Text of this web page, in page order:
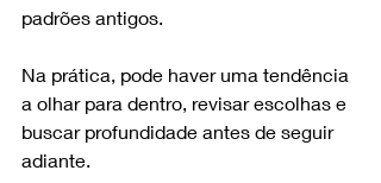
padrões antigos.
Na prática, pode haver uma tendência
a olhar para dentro, revisar escolhas e
buscar profundidade antes de seguir
adiante.